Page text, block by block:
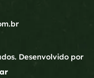
Desenvolvido por